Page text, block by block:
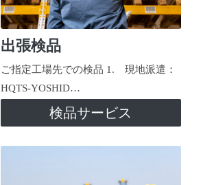
出張検品
ご指定工場先での検品 1. 現地派遣：
HQTS-YOSHID…
検品サービス